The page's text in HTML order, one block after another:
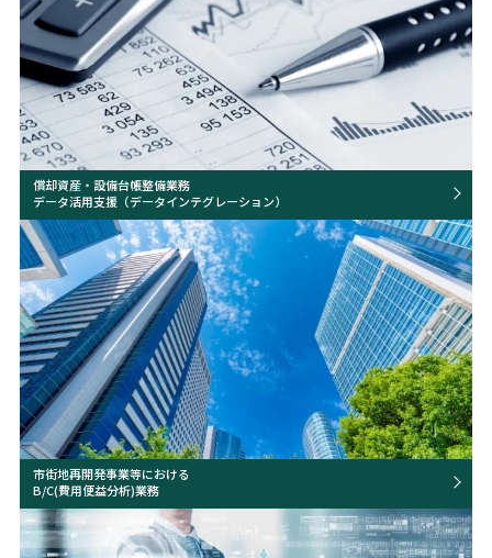
償却資産・設備台帳整備業務
データ活用支援（データインテグレーション）
市街地再開発事業等における
B/C(費用便益分析)業務